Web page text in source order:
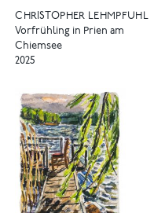
CHRISTOPHER LEHMPFUHL
Vorfrühling in Prien am
Chiemsee
2025